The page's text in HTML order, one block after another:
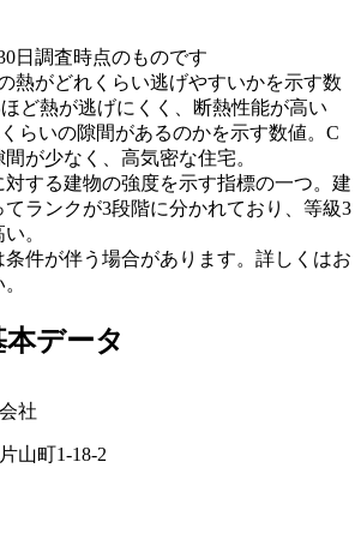
日調査時点のものです
熱がどれくらい逃げやすいかを示す数
ど熱が逃げにくく、断熱性能が高い
らいの隙間があるのかを示す数値。C
が少なく、高気密な住宅。
する建物の強度を示す指標の一つ。建
ランクが3段階に分かれており、等級3
。
件が伴う場合があります。詳しくはお
データ
社
山町1-18-2